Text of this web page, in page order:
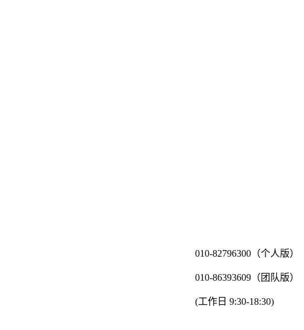
010-82796300（个人版）
010-86393609（团队版）
(工作日 9:30-18:30)